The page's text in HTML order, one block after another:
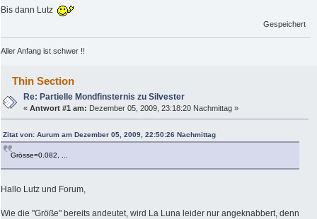
Bis dann Lutz
Gespeichert
Aller Anfang ist schwer !!
Thin Section
Re: Partielle Mondfinsternis zu Silvester
«Antwort #1 am: Dezember 05, 2009, 23:18:20 Nachmittag »
Zitat von: Aurum am Dezember 05, 2009, 22:50:26 Nachmittag
Grösse=0.082, ...
Hallo Lutz und Forum,
Wie die "Größe" bereits andeutet, wird La Luna leider nur angeknabbert, denn